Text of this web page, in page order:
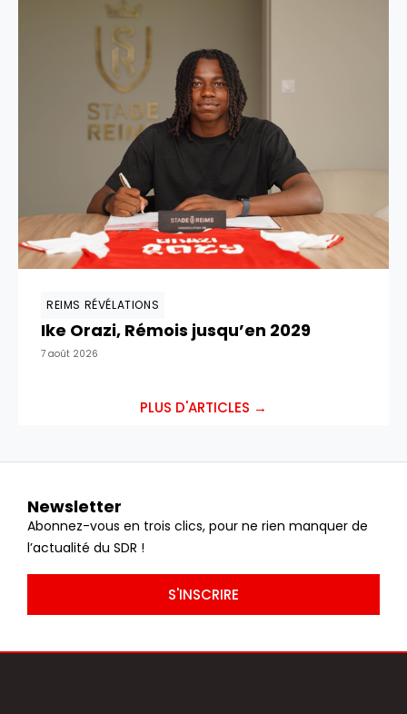
REIMS RÉVÉLATIONS
Ike Orazi, Rémois jusqu’en 2029
7 août 2026
PLUS D'ARTICLES →
Newsletter
Abonnez-vous en trois clics, pour ne rien manquer de
l’actualité du SDR !
S'INSCRIRE